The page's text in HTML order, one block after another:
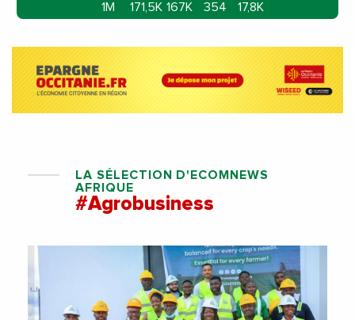
1M 171,5K 167K 354 17,8K
LA SÉLECTION D'ECOMNEWS
AFRIQUE
#Agrobusiness